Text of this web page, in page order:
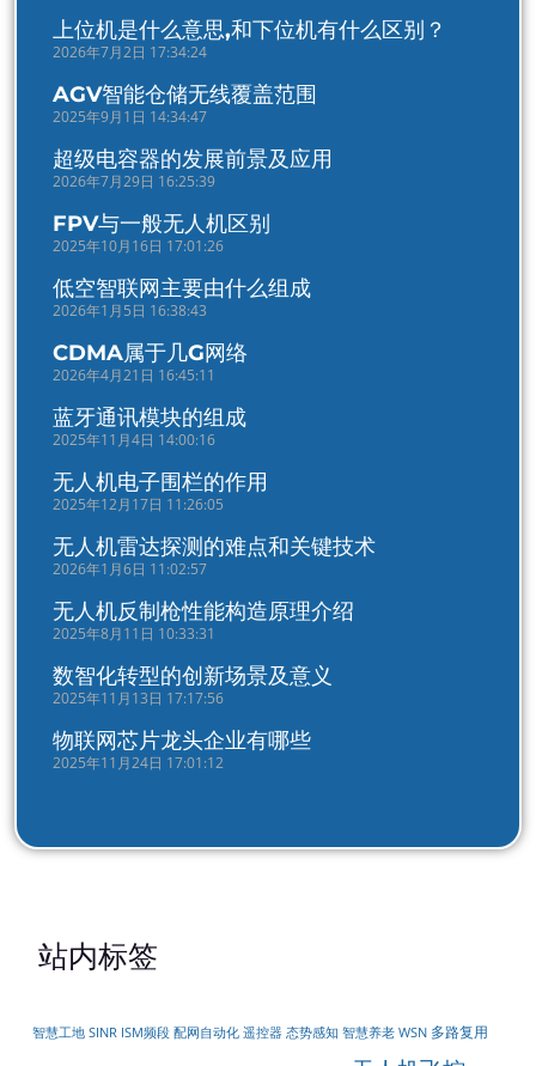
上位机是什么意思,和下位机有什么区别？
2026年7月2日 17:34:24
AGV智能仓储无线覆盖范围
2025年9月1日 14:34:47
超级电容器的发展前景及应用
2026年7月29日 16:25:39
FPV与一般无人机区别
2025年10月16日 17:01:26
低空智联网主要由什么组成
2026年1月5日 16:38:43
CDMA属于几G网络
2026年4月21日 16:45:11
蓝牙通讯模块的组成
2025年11月4日 14:00:16
无人机电子围栏的作用
2025年12月17日 11:26:05
无人机雷达探测的难点和关键技术
2026年1月6日 11:02:57
无人机反制枪性能构造原理介绍
2025年8月11日 10:33:31
数智化转型的创新场景及意义
2025年11月13日 17:17:56
物联网芯片龙头企业有哪些
2025年11月24日 17:01:12
站内标签
智慧工地 SINR ISM频段 配网自动化 遥控器 态势感知 智慧养老 WSN 多路复用